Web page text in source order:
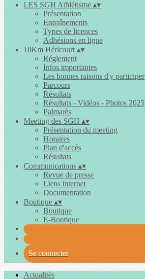
LES SGH Athlétisme ▴▾
Présentation
Entraînements
Types de licences
Adhésions en ligne
10Km Héricourt ▴▾
Réglement
Infos importantes
Les bonnes raisons d'y participer
Parcours
Résultats
Résultats - Vidéos - Photos 2025
Palmarès
Meeting des SGH ▴▾
Présentation du meeting
Horaires
Plan d'accès
Résultats
Communications ▴▾
Revue de presse
Liens internet
Documentation
Boutique ▴▾
Boutique
E-Boutique
Se connecter
Actualités